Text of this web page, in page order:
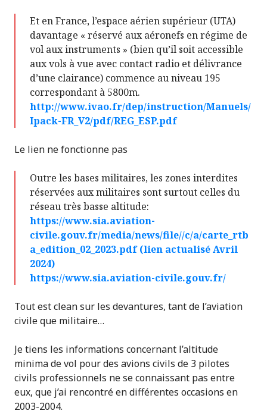
Et en France, l’espace aérien supérieur (UTA)
davantage « réservé aux aéronefs en régime de
vol aux instruments » (bien qu’il soit accessible
aux vols à vue avec contact radio et délivrance
d’une clairance) commence au niveau 195
correspondant à 5800m.
http://www.ivao.fr/dep/instruction/Manuels/
Ipack-FR_V2/pdf/REG_ESP.pdf
Le lien ne fonctionne pas
Outre les bases militaires, les zones interdites
réservées aux militaires sont surtout celles du
réseau très basse altitude:
https://www.sia.aviation-
civile.gouv.fr/media/news/file//c/a/carte_rtb
a_edition_02_2023.pdf (lien actualisé Avril
2024)
https://www.sia.aviation-civile.gouv.fr/
Tout est clean sur les devantures, tant de l’aviation
civile que militaire…
Je tiens les informations concernant l’altitude
minima de vol pour des avions civils de 3 pilotes
civils professionnels ne se connaissant pas entre
eux, que j’ai rencontré en différentes occasions en
2003-2004.